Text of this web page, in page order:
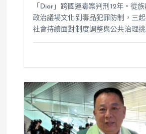
「Dior」跨國運毒案判刑12年。從族
政治議場文化到毒品犯罪防制，三
社會持續面對制度調整與公共治理挑